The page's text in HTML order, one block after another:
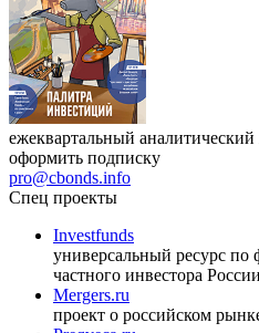
ежеквартальный
оформить подписку
pro@cbonds.info
Спец проекты
Investfunds
универсальный ресурс
частного инвестора России
Mergers.ru
проект о российском